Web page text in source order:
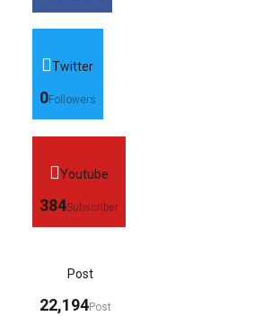
Twitter
0Followers
Youtube
384Subscriber
Post
22,194Post